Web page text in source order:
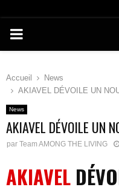
PRIMARY
Accueil
News
AKIAVEL DÉVOILE UN
News
AKIAVEL DÉVOILE UN
par Team AMONG THE LIVING
AKIAVEL